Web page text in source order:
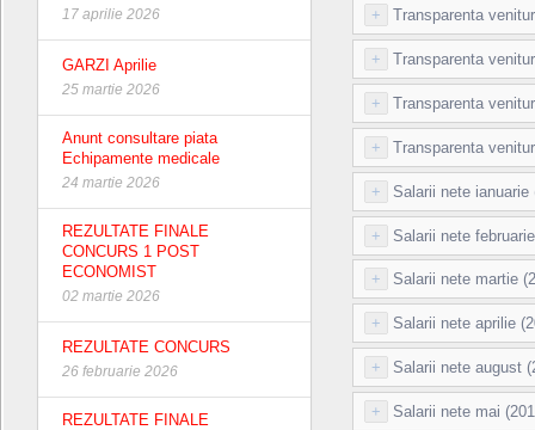
17 aprilie 2026
GARZI Aprilie
25 martie 2026
Anunt consultare piata
Echipamente medicale
24 martie 2026
REZULTATE FINALE
CONCURS 1 POST
ECONOMIST
02 martie 2026
REZULTATE CONCURS
26 februarie 2026
REZULTATE FINALE
+ Transparenta
+ Transparenta
+ Transparenta
+ Transparenta
+ Salarii nete ianuarie
+ Salarii nete
+ Salarii nete martie
+ Salarii nete aprilie
+ Salarii nete august
+ Salarii nete mai